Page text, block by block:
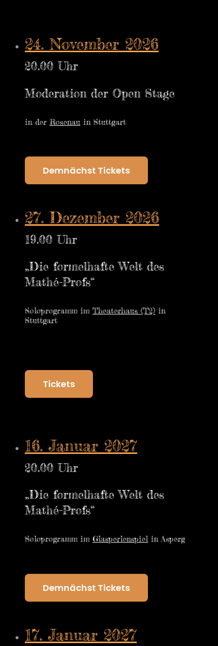
24. November 2026
20.00 Uhr
Moderation der Open Stage
in der Rosenau in Stuttgart
Demnächst Tickets
27. Dezember 2026
19.00 Uhr
„Die formelhafte Welt des
Mathé-Profs“
Soloprogramm im Theaterhaus (T2) in
Stuttgart
Tickets
16. Januar 2027
20.00 Uhr
„Die formelhafte Welt des
Mathé-Profs“
Soloprogramm im Glasperlenspielin Asperg
Demnächst Tickets
17. Januar 2027